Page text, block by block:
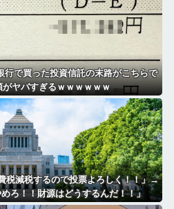
行で買った投資信託の末路がこちらで
ヤバすぎるｗｗｗｗｗｗ
税減税するので投票よろしく！！」→
ろ！！財源はどうするんだ！！」